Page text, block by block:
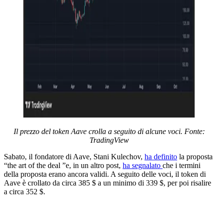
Il prezzo del token Aave crolla a seguito di alcune voci. Fonte:
TradingView
Sabato, il fondatore di Aave, Stani Kulechov, ha definito la proposta
“the art of the deal ”e, in un altro post, ha segnalato che i termini
della proposta erano ancora validi. A seguito delle voci, il token di
Aave è crollato da circa 385 $ a un minimo di 339 $, per poi risalire
a circa 352 $.